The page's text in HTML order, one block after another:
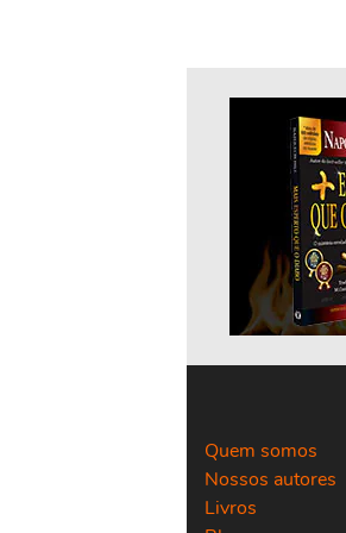
Quem somos
Nossos autores
Livros